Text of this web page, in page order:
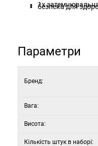
безпека для
1x
Параметри
Бренд:
Вага:
Висота:
Кількість штук в наборі: